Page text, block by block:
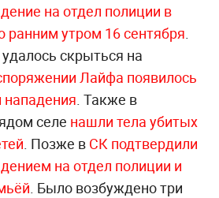
на отдел полиции в
ранним утром 16 сентября.
скрыться на
Лайфа появилось
нападения. Также в
селе нашли тела убитых
. Позже в СК подтвердили
на отдел полиции и
. Было возбуждено три